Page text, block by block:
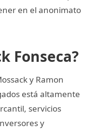
en el anonimato
Fonseca?
y Ramon
está altamente
servicios
y